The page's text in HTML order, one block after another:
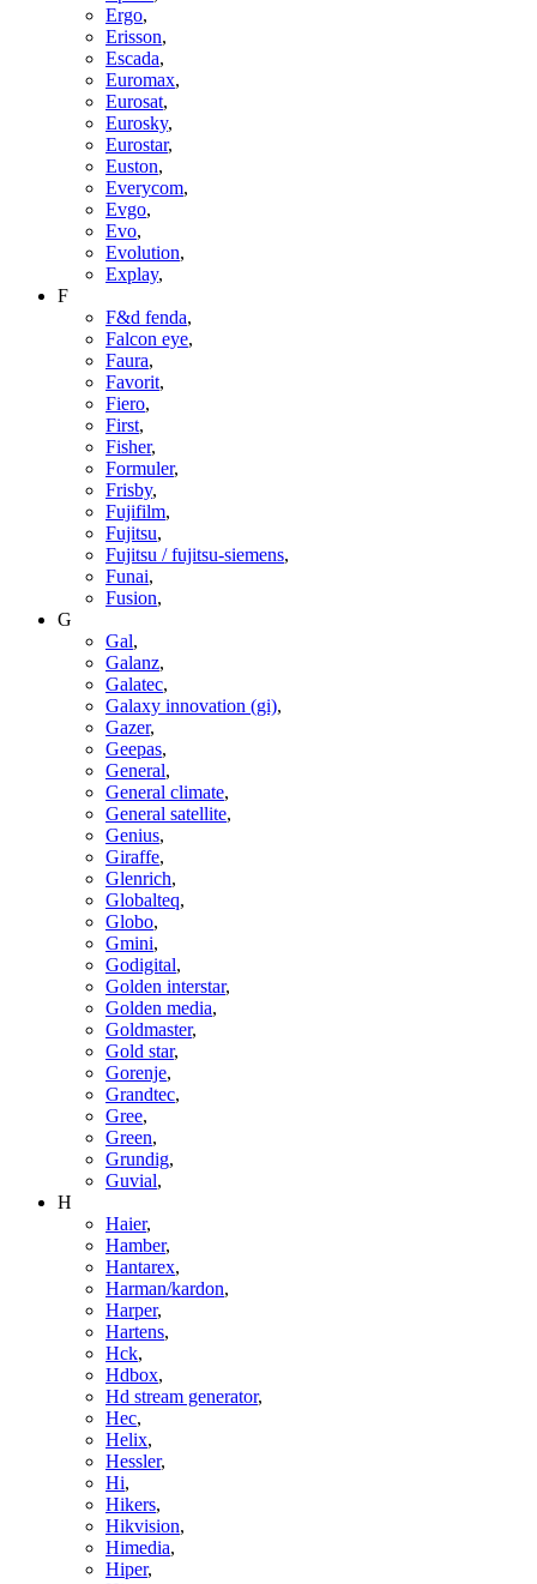
Ergo,
Erisson,
Escada,
Euromax,
Eurosat,
Eurosky,
Eurostar,
Euston,
Everycom,
Evgo,
Evo,
Evolution,
Explay,
F
F&d fenda,
Falcon eye,
Faura,
Favorit,
Fiero,
First,
Fisher,
Formuler,
Frisby,
Fujifilm,
Fujitsu,
Fujitsu / fujitsu-siemens,
Funai,
Fusion,
G
Gal,
Galanz,
Galatec,
Galaxy innovation (gi),
Gazer,
Geepas,
General,
General climate,
General satellite,
Genius,
Giraffe,
Glenrich,
Globalteq,
Globo,
Gmini,
Godigital,
Golden interstar,
Golden media,
Goldmaster,
Gold star,
Gorenje,
Grandtec,
Gree,
Green,
Grundig,
Guvial,
H
Haier,
Hamber,
Hantarex,
Harman/kardon,
Harper,
Hartens,
Hck,
Hdbox,
Hd stream generator,
Hec,
Helix,
Hessler,
Hi,
Hikers,
Hikvision,
Himedia,
Hiper,